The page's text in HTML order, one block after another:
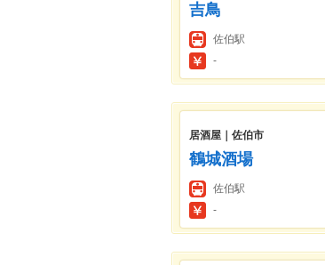
吉鳥
佐伯駅
-
居酒屋｜佐伯市
鶴城酒場
佐伯駅
-